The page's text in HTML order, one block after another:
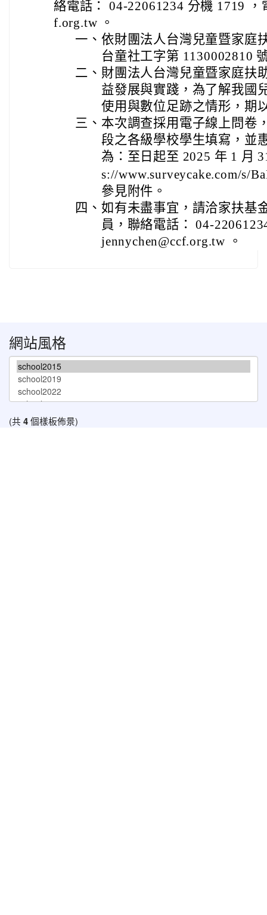
絡電話： 04-22061234 分機 1719 ，
f.org.tw 。
一、 依財團法人台灣兒童暨家庭
台童社工字第 1130002810
二、 財團法人台灣兒童暨家庭扶
益發展與實踐，為了解我國
使用與數位足跡之情形，期
三、 本次調查採用電子線上問卷
段之各級學校學生填寫，並
為：至日起至 2025 年 1 月
s://www.surveycake.com/s/
參見附件。
四、 如有未盡事宜，請洽家扶基
員，聯絡電話： 04-
jennychen@ccf.org.tw 。
網站風格
(共 4個樣板佈景)